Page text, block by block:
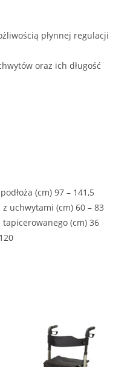
płynnej regulacji
oraz ich długość
(cm) 97 – 141,5
uchwytami (cm) 60 – 83
(cm) 36